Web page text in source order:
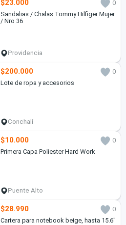
$23.000
0
Sandalias / Chalas Tommy Hilfiger Mujer
/ Nro 36
Providencia
$200.000
0
Lote de ropa y accesorios
Conchalí
$10.000
0
Primera Capa Poliester Hard Work
Puente Alto
$28.990
0
Cartera para notebook beige, hasta 15.6"